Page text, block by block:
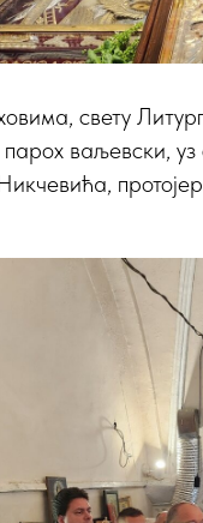
свету
ваљевски,